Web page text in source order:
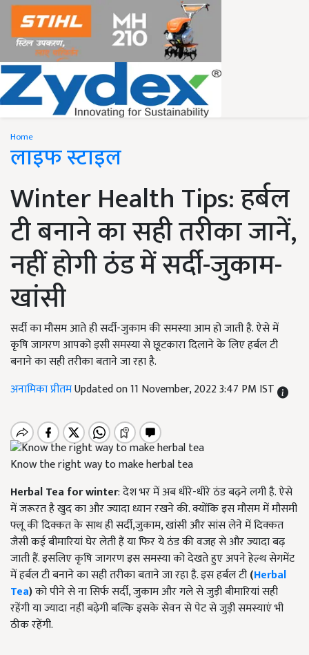
Home
लाइफ स्टाइल
Winter Health Tips: हर्बल
टी बनाने का सही तरीका जानें,
नहीं होगी ठंड में सर्दी-जुकाम-
खांसी
सर्दी का मौसम आते ही सर्दी-जुकाम की समस्या आम हो जाती है. ऐसे में
कृषि जागरण आपको इसी समस्या से छूटकारा दिलाने के लिए हर्बल टी
बनाने का सही तरीका बताने जा रहा है.
अनामिका प्रीतमUpdated on 11 November, 2022 3:47 PM IST
Know the right way to make herbal tea
Herbal Tea for winter: देश भर में अब धीरे-धीरे ठंड बढ़ने लगी है. ऐसे
में जरूरत है खुद का और ज्यादा ध्यान रखने की. क्योंकि इस मौसम में मौसमी
फ्लू की दिक्कत के साथ ही सर्दी,जुकाम, खांसी और सांस लेने में दिक्कत
जैसी कई बीमारियां घेर लेती हैं या फिर ये ठंड की वजह से और ज्यादा बढ़
जाती हैं. इसलिए कृषि जागरण इस समस्या को देखते हुए अपने हेल्थ सेगमेंट
में हर्बल टी बनाने का सही तरीका बताने जा रहा है. इस हर्बल टी(Herbal
Tea)को पीने से ना सिर्फ सर्दी, जुकाम और गले से जुड़ी बीमारियां सही
रहेंगी या ज्यादा नहीं बढ़ेगी बल्कि इसके सेवन से पेट से जुड़ी समस्याएं भी
ठीक रहेंगी.